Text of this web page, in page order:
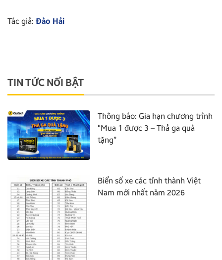
Tác giả: Đào Hải
TIN TỨC NỔI BẬT
Thông báo: Gia hạn chương trình
“Mua 1 được 3 – Thả ga quà
tặng”
Biển số xe các tỉnh thành Việt
Nam mới nhất năm 2026